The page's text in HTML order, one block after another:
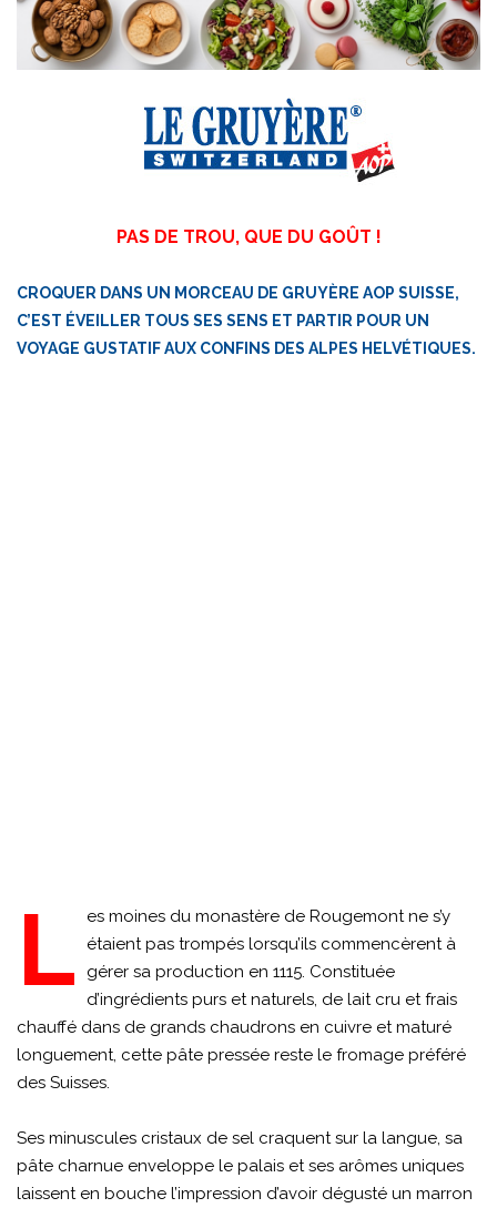
PAS DE TROU, QUE DU GOÛT !
CROQUER DANS UN MORCEAU DE GRUYÈRE AOP SUISSE,
C’EST ÉVEILLER TOUS SES SENS ET PARTIR POUR UN
VOYAGE GUSTATIF AUX CONFINS DES ALPES HELVÉTIQUES.
L
es moines du monastère de Rougemont ne s’y
étaient pas trompés lorsqu’ils commencèrent à
gérer sa production en 1115. Constituée
d’ingrédients purs et naturels, de lait cru et frais
chauffé dans de grands chaudrons en cuivre et maturé
longuement, cette pâte pressée reste le fromage préféré
des Suisses.
Ses minuscules cristaux de sel craquent sur la langue, sa
pâte charnue enveloppe le palais et ses arômes uniques
laissent en bouche l’impression d’avoir dégusté un marron